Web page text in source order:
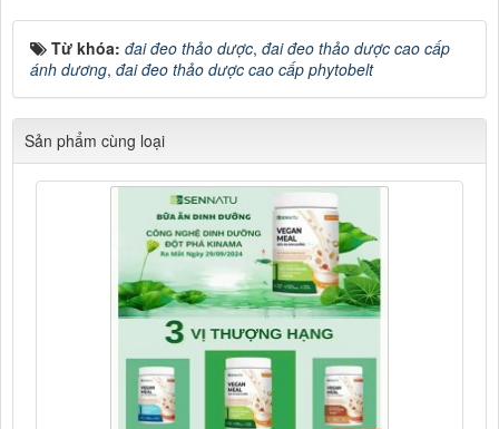
Từ khóa: đai đeo thảo dược, đai đeo thảo dược cao cấp
ánh dương, đai đeo thảo dược cao cấp phytobelt
Sản phẩm cùng loại